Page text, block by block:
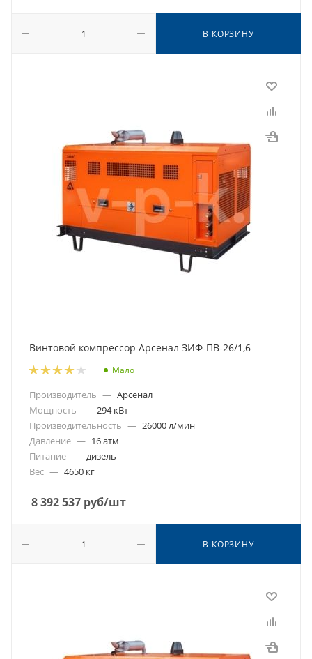
В КОРЗИНУ
Винтовой компрессор Арсенал ЗИФ-ПВ-26/1,6
Мало
Производитель — Арсенал
Мощность — 294 кВт
Производительность — 26000 л/мин
Давление — 16 атм
Питание — дизель
Вес — 4650 кг
8 392 537 руб/шт
В КОРЗИНУ